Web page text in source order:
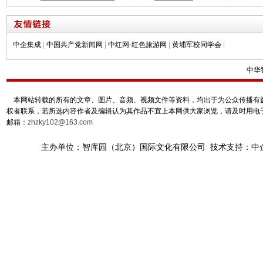
中企集成 中国共产党新闻网 中红网-红色旅游网 黄埔军校同学会
中华
本网站转载的所有的文章、图片、音频、视频文件等资料，均出于为公众传播
权者联系，若所选内容作者及编辑认为其作品不宜上本网供大家浏览，请及时用
邮箱： zhzky102@163.com
主办单位：智库园（北京）国际文化有限公司 技术支持：